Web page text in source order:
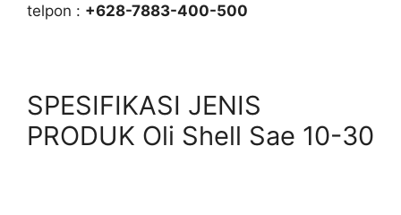
telpon : +628-7883-400-500
SPESIFIKASI JENIS
PRODUK Oli Shell Sae 10-30